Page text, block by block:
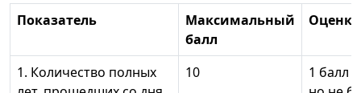
Показатель
Максимальный
балл
Оценка
1. Количество полных
10
1 балл